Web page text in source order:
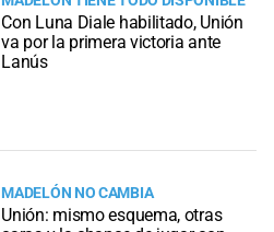
Con Luna Diale habilitado, Unión
va por la primera victoria ante
Lanús
MADELÓN NO CAMBIA
Unión: mismo esquema, otras